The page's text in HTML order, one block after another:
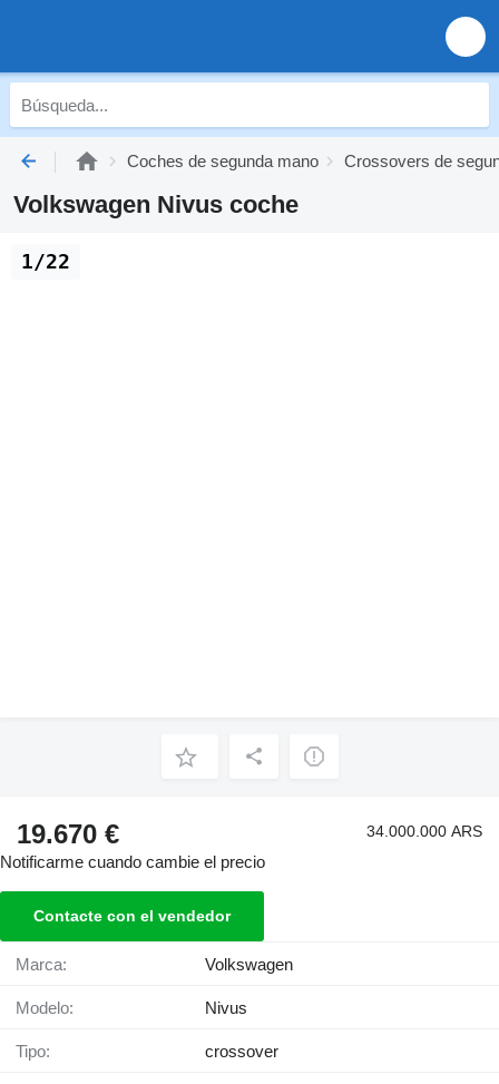
Coches de segunda mano Crossovers de
Volkswagen Nivus coche
1/22
19.670 € 34.000.000 ARS
Notificarme cuando cambie el precio
Contacte con el vendedor
Marca: Volkswagen
Modelo: Nivus
Tipo: crossover